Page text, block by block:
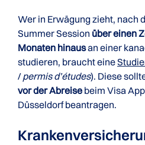
Wer in Erwägung zieht, nach
Summer Session über einen
Monaten hinausan einer
studieren, braucht eine
/permis d’études). Diese
vor der Abreise beim Visa
Düsseldorf beantragen.